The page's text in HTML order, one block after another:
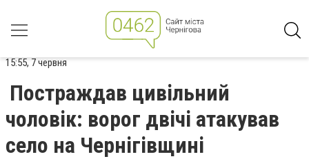
15:55, 7 червня
Постраждав цивільний
чоловік: ворог двічі атакував
село на Чернігівщині